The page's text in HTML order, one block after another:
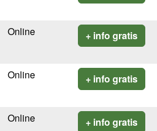
Online + info gratis
Online + info gratis
Online + info gratis